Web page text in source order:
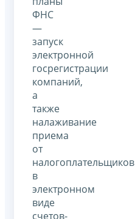
ФНС
—
запуск
электронной
госрегистрации
компаний,
а
также
налаживание
приема
от
налогоплательщиков
в
электронном
виде
счетов-